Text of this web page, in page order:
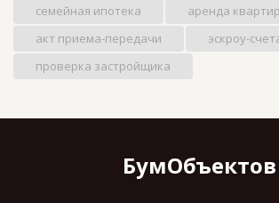
семейная ипотека
аренда
акт приема-передачи
эскроу-
проверка застройщика
БумОбъектов